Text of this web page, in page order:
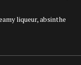
liqueur, absinthe